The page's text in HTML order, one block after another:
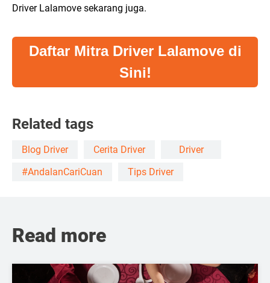
Driver Lalamove sekarang juga.
Daftar Mitra Driver Lalamove di
Sini!
Related tags
Blog Driver Cerita Driver
Driver
#AndalanCariCuan
Tips Driver
Read more